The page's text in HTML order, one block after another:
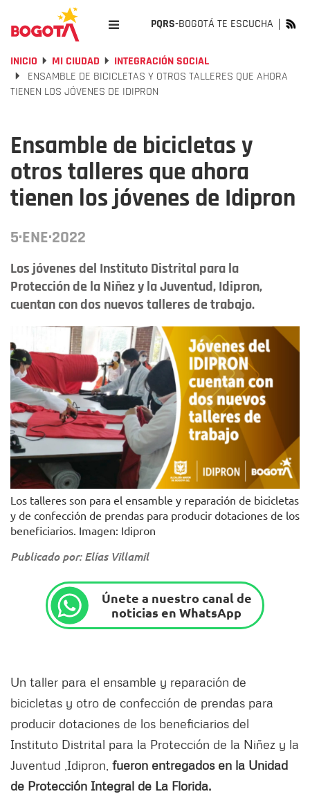
PQRS-BOGOTÁ TE ESCUCHA
INICIO MI CIUDAD
INTEGRACIÓN SOCIAL
ENSAMBLE DE BICICLETAS Y OTROS TALLERES QUE AHORA
TIENEN LOS JÓVENES DE IDIPRON
Ensamble de bicicletas y
otros talleres que ahora
tienen los jóvenes de Idipron
5·ENE·2022
Los jóvenes del Instituto Distrital para la
Protección de la Niñez y la Juventud, Idipron,
cuentan con dos nuevos talleres de trabajo.
Los talleres son para el ensamble y reparación de bicicletas
y de confección de prendas para producir dotaciones de los
beneficiarios. Imagen: Idipron
Publicado por: Elías Villamil
Únete a nuestro canal de
noticias en WhatsApp
Un taller para el ensamble y reparación de
bicicletas y otro de confección de prendas para
producir dotaciones de los beneficiarios del
Instituto Distrital para la Protección de la Niñez y la
Juventud ,Idipron, fueron entregados en la Unidad
de Protección Integral de La Florida.